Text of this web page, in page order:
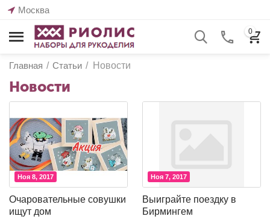
Москва
0
Главная / Статьи / Новости
Новости
Ноя 8, 2017
Очаровательные совушки
ищут дом
Ноя 7, 2017
Выиграйте поездку в
Бирмингем